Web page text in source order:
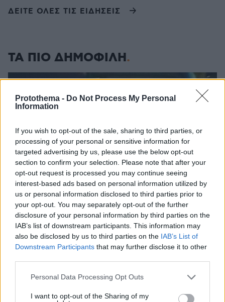
Protothema - Do Not Process My Personal
Information
If you wish to opt-out of the sale, sharing to third parties, or
processing of your personal or sensitive information for
targeted advertising by us, please use the below opt-out
section to confirm your selection. Please note that after your
opt-out request is processed you may continue seeing
interest-based ads based on personal information utilized by
us or personal information disclosed to third parties prior to
your opt-out. You may separately opt-out of the further
disclosure of your personal information by third parties on the
IAB’s list of downstream participants. This information may
also be disclosed by us to third parties on the IAB’s List of
Downstream Participants that may further disclose it to other
Please note that this website/app uses one or more Google
not limited to your visit or usage behaviour. You may click to
Personal Data Processing Opt Outs
I want to opt-out of the Sharing of my
ΔΕΙΤΕ ΟΛΕΣ ΤΙΣ ΕΙΔΗΣΕΙΣ
ΤΑ ΠΙΟ ΔΗΜΟΦΙΛΗ